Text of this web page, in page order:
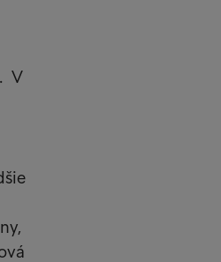
V